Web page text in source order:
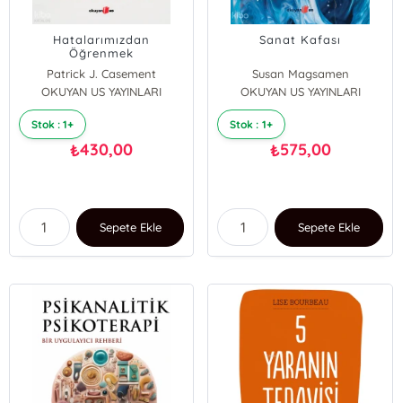
Hatalarımızdan
Öğrenmek
Patrick J. Casement
OKUYAN US YAYINLARI
Stok : 1+
₺430,00
Sepete Ekle
Sanat Kafası
Susan Magsamen
Ivy Ross
OKUYAN US YAYINLARI
Stok : 1+
₺575,00
Sepete Ekle